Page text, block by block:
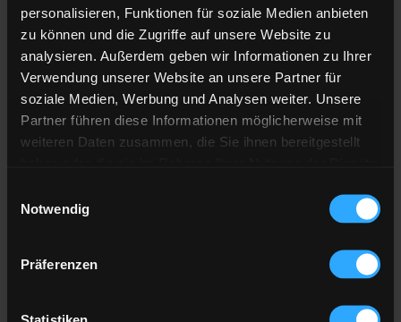
personalisieren, Funktionen für soziale Medien anbieten
zu können und die Zugriffe auf unsere Website zu
analysieren. Außerdem geben wir Informationen zu Ihrer
Verwendung unserer Website an unsere Partner für
soziale Medien, Werbung und Analysen weiter. Unsere
Partner führen diese Informationen möglicherweise mit
weiteren Daten zusammen, die Sie ihnen bereitgestellt
Notwendig
Präferenzen
Statistiken
Preis berechnen
Heizöl Standard
von Rosa GmbH